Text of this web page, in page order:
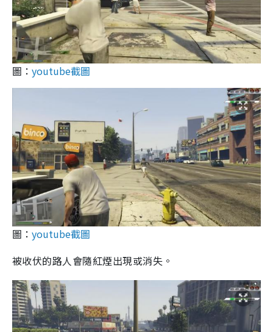
圖： youtube截圖
圖： youtube截圖
被收伏的路人會隨紅煙出現或消失。